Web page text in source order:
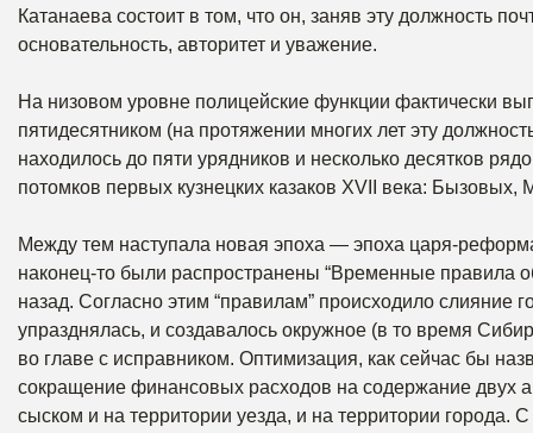
Катанаева состоит в том, что он, заняв эту должность
основательность, авторитет и уважение.
На низовом уровне полицейские функции фактически
пятидесятником (на протяжении многих лет эту
находилось до пяти урядников и несколько десятков
потомков первых кузнецких казаков XVII века:
Между тем наступала новая эпоха — эпоха царя-
наконец-то были распространены “Временные правила
назад. Согласно этим “правилам” происходило слияние
упразднялась, и создавалось окружное (в то время
во главе с исправником. Оптимизация, как сейчас бы
сокращение финансовых расходов на содержание двух
сыском и на территории уезда, и на территории города.